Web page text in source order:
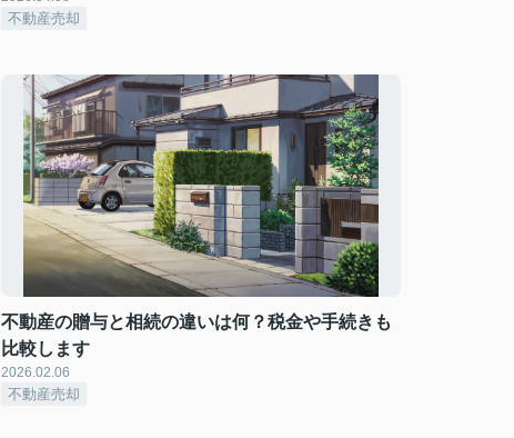
不動産売却
不動産の贈与と相続の違いは何？税金や手続きも
比較します
2026.02.06
不動産売却